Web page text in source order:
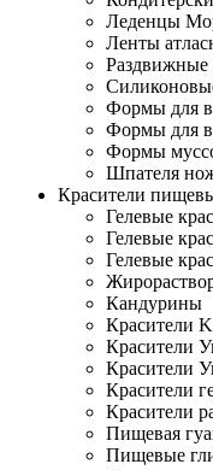
Леденцы
Ленты
Формы для
Формы для
Формы
Шпателя
Красители
Гелевые
Гелевые
Гелевые
Кандурины
Красители
Красители
Красители
Красители
Красители
Пищевая
Пищевые